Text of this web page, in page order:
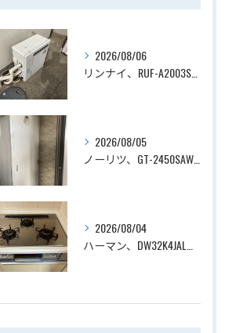
2026/08/06
リンナイ、RUF-A2003SAG(A)→ノーリツ、GT-C2072SAR-1 BL、20号、エコジョーズ、オート、屋外据置型、給湯器交換工事ー埼玉県上尾市平塚
2026/08/05
ノーリツ、GT-2450SAWX-TB→ノーリツ、GT-2470SAW-TB-1 BL 、24号、オート、PS扉内後方排気、給湯器交換工事ー埼玉県さいたま市南区鹿手袋
2026/08/04
ハーマン、DW32K4JAL→ノーリツ、N3WV6RWTP2SI、ファミ、つやめきガラストップ、天板幅60cmタイプ、ビルトインコンロ交換工事ー埼玉県さいたま市西区宮前町